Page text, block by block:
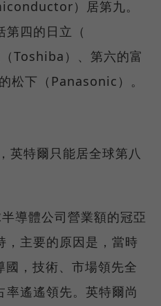
）居第九。
第四的日立（
Toshiba）、第六的富
松下（Panasonic）。
英特爾只能居全球第八
導體公司營業額的冠亞
，主要的原因是，當時
國，技術、市場領先全
遙遙領先。英特爾尚